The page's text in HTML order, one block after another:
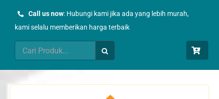
Call us now: Hubungi kami jika ada yang lebih murah,
kami selalu memberikan harga terbaik
Search
for: